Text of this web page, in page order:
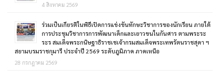
4 สิงหาคม 2569
ร่วมเป็นเกียรติในพิธีเปิดการแข่งขันทักษะวิชาการของนักเรียน ภายใต้
การประชุมวิชาการการพัฒนาเด็กและเยาวขนในกันศาร ตามพระระ
ระร สมเด็จพระกนิษฐาธิราชเชเจ้ากรมสมเด็จพระเทพรัตนราชสุดา ฯ
สยามบรมราชกุมารี ประจำปี 2569 ระดับภูมิภาค ภาคเหนือ
28 กรกฎาคม 2569